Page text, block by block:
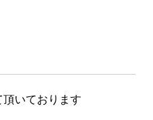
いております